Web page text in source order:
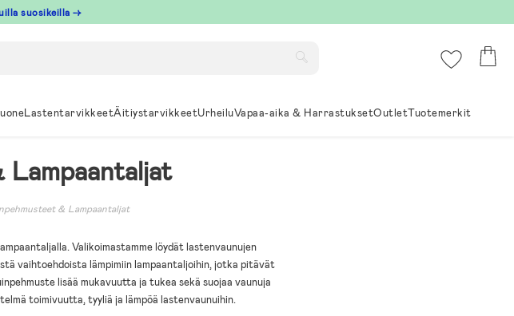
suosikeilla →
LastentarvikkeetÄitiystarvikkeetUrheiluVapaa-aika & HarrastuksetOutletTuotemerkit
Lampaantaljat
& Lampaantaljat
Valikoimastamme löydät lastenvaunujen
vaihtoehdoista lämpimiin lampaantaljoihin, jotka pitävät
lisää mukavuutta ja tukea sekä suojaa vaunuja
toimivuutta, tyyliä ja lämpöä lastenvaunuihin.